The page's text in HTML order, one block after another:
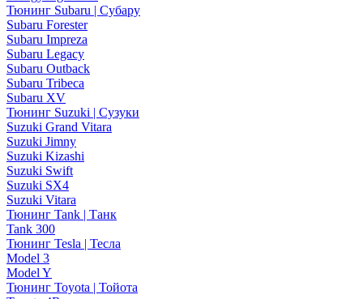
Тюнинг Subaru | Субару
Subaru Forester
Subaru Impreza
Subaru Legacy
Subaru Outback
Subaru Tribeca
Subaru XV
Тюнинг Suzuki | Сузуки
Suzuki Grand Vitara
Suzuki Jimny
Suzuki Kizashi
Suzuki Swift
Suzuki SX4
Suzuki Vitara
Тюнинг Tank | Танк
Tank 300
Тюнинг Tesla | Тесла
Model 3
Model Y
Тюнинг Toyota | Тойота